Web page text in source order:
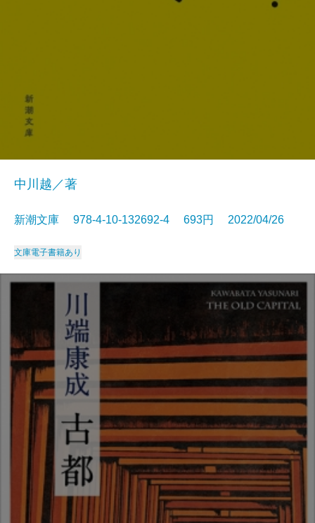
中川越／著
新潮文庫 978-4-10-132692-4 693円 2022/04/26
文庫電子書籍あり